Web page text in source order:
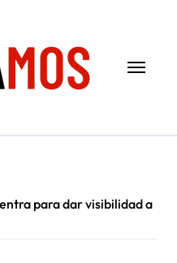
para dar visibilidad a